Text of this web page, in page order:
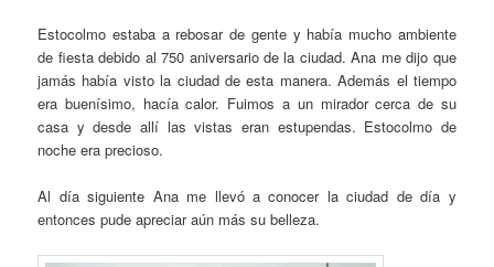
Estocolmo estaba a rebosar de gente y había mucho ambiente
de fiesta debido al 750 aniversario de la ciudad. Ana me dijo que
jamás había visto la ciudad de esta manera. Además el tiempo
era buenísimo, hacía calor. Fuimos a un mirador cerca de su
casa y desde allí las vistas eran estupendas. Estocolmo de
noche era precioso.
Al día siguiente Ana me llevó a conocer la ciudad de día y
entonces pude apreciar aún más su belleza.